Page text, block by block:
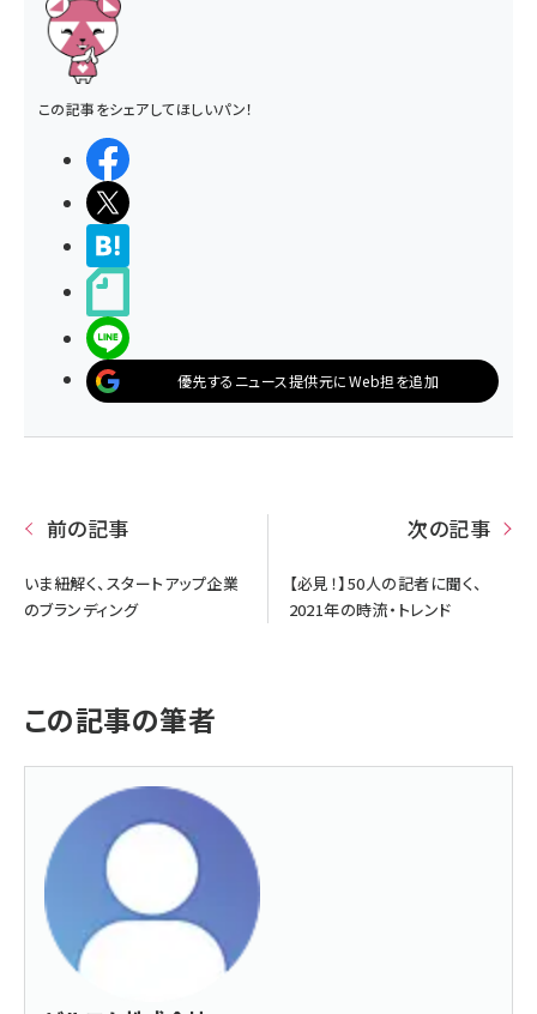
この記事をシェアしてほしいパン！
優先するニュース提供元にWeb担を追加
前の記事
いま紐解く、スタートアップ企業
のブランディング
次の記事
【必見！】50人の記者に聞く、
2021年の時流・トレンド
この記事の筆者